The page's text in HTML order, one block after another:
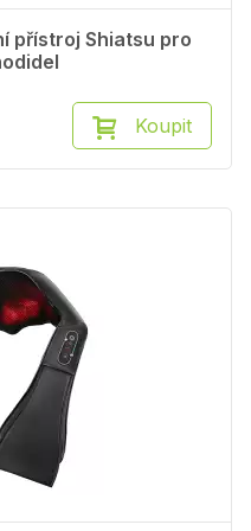
přístroj Shiatsu pro
Koupit